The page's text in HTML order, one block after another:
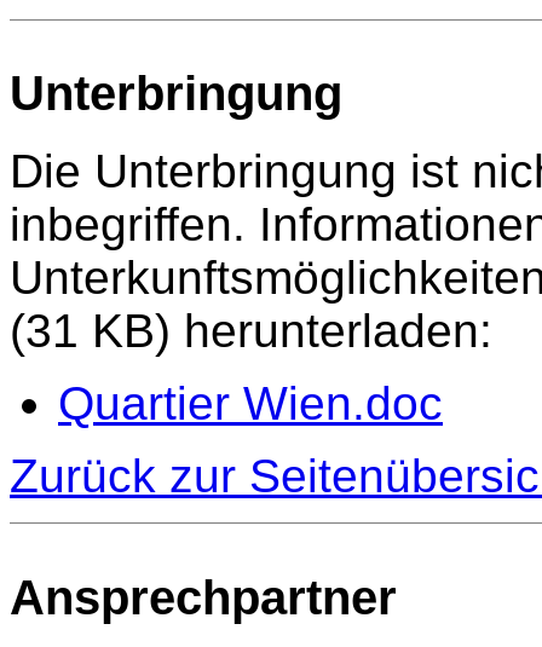
Unterbringung
Die Unterbringung ist
inbegriffen.
(31 KB) herunterladen:
Quartier Wien.doc
Zurück zur
Ansprechpartner